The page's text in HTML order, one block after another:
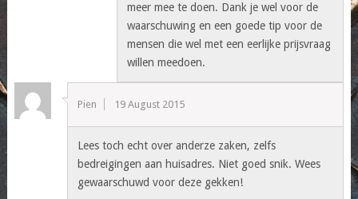
meer mee te doen. Dank je wel voor de
waarschuwing en een goede tip voor de
mensen die wel met een eerlijke prijsvraag
willen meedoen.
Pien 19 August 2015
Lees toch echt over anderze zaken, zelfs
bedreigingen aan huisadres. Niet goed snik. Wees
gewaarschuwd voor deze gekken!